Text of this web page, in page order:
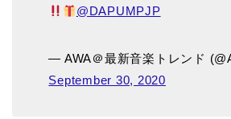
@DAPUMPJP
— AWA＠最新音楽トレンド
September 30, 2020